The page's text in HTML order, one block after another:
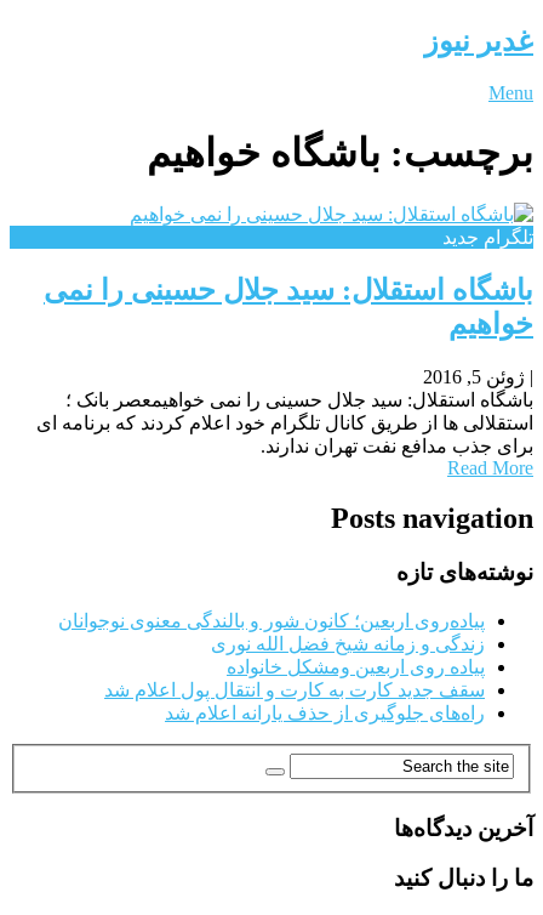
غدیر نیوز
Menu
برچسب: باشگاه خواهیم
تلگرام جدید
باشگاه استقلال: سید جلال حسینی را نمی
خواهیم
| ژوئن 5, 2016
باشگاه استقلال: سید جلال حسینی را نمی خواهیمعصر بانک ؛
استقلالی ها از طریق کانال تلگرام خود اعلام کردند که برنامه ای
برای جذب مدافع نفت تهران ندارند.
Read More
Posts navigation
نوشته‌های تازه
پیاده‌روی اربعین؛ کانون شور و بالندگی معنوی نوجوانان
زندگی و زمانه شیخ فضل الله نوری
پیاده روی اربعین ومشکل خانواده
سقف جدید کارت به کارت و انتقال پول اعلام شد
راه‌های جلوگیری از حذف یارانه اعلام شد
آخرین دیدگاه‌ها
ما را دنبال کنید